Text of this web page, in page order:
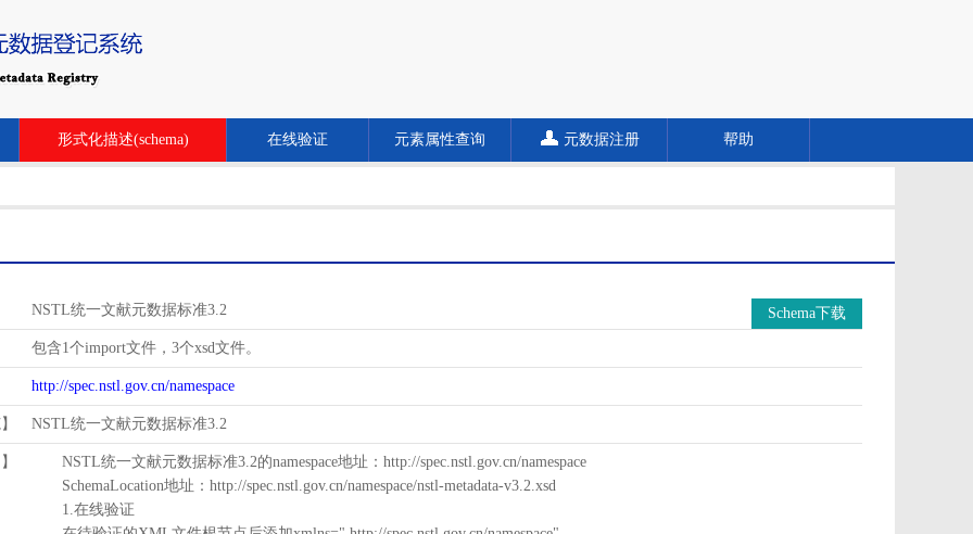
形式化描述(schema) 在线验证 元素属性查询 元数据注册 帮助
NSTL统一文献元数据标准3.2 Schema下载
包含1个import文件，3个xsd文件。
http://spec.nstl.gov.cn/namespace
NSTL统一文献元数据标准3.2
NSTL统一文献元数据标准3.2的namespace地址：http://spec.nstl.gov.cn/namespace
SchemaLocation地址：http://spec.nstl.gov.cn/namespace/nstl-metadata-v3.2.xsd
1.在线验证